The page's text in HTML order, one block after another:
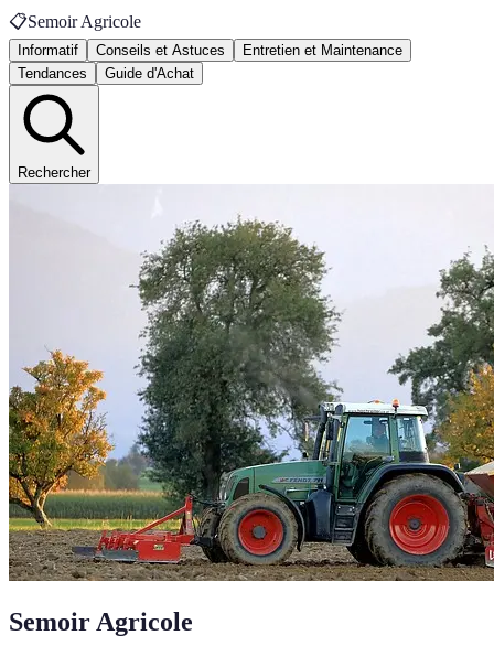
📋Semoir Agricole
Informatif Conseils et Astuces
Entretien et Maintenance
Tendances
Guide d'Achat
Rechercher
Semoir Agricole